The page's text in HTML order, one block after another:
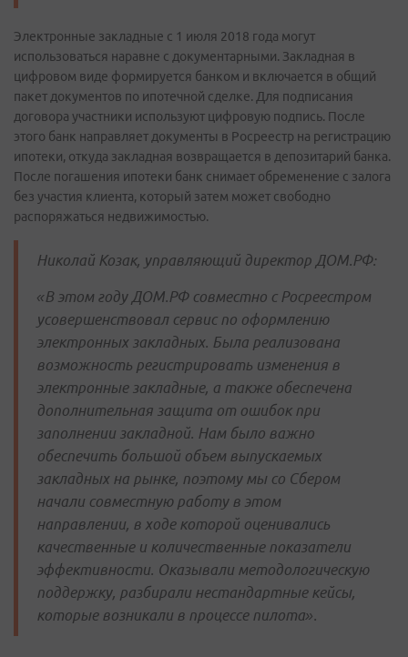
Электронные закладные с 1 июля 2018 года могут
использоваться наравне с документарными. Закладная в
цифровом виде формируется банком и включается в общий
пакет документов по ипотечной сделке. Для подписания
договора участники используют цифровую подпись. После
этого банк направляет документы в Росреестр на регистрацию
ипотеки, откуда закладная возвращается в депозитарий банка.
После погашения ипотеки банк снимает обременение с залога
без участия клиента, который затем может свободно
распоряжаться недвижимостью.
Николай Козак, управляющий директор ДОМ.РФ:
«В этом году ДОМ.РФ совместно с Росреестром
усовершенствовал сервис по оформлению
электронных закладных. Была реализована
возможность регистрировать изменения в
электронные закладные, а также обеспечена
дополнительная защита от ошибок при
заполнении закладной. Нам было важно
обеспечить большой объем выпускаемых
закладных на рынке, поэтому мы со Сбером
начали совместную работу в этом
направлении, в ходе которой оценивались
качественные и количественные показатели
эффективности. Оказывали методологическую
поддержку, разбирали нестандартные кейсы,
которые возникали в процессе пилота».